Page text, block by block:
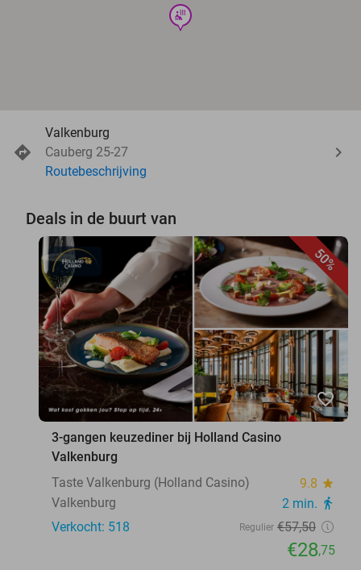
wellness
Valkenburg
Cauberg 25-27
Routebeschrijving
Deals in de buurt van
50%
favorite_border
3-gangen keuzediner bij Holland Casino
Valkenburg
Taste Valkenburg (Holland Casino)
9.8 star
Valkenburg 2 min. directions_walk
Verkocht: 518 Regulier €57,50
€28,75